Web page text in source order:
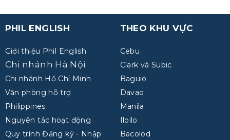
PHIL ENGLISH
Giới thiệu Phil English
Chi nhánh Hà Nội
Chi nhánh Hồ Chí Minh
Văn phòng hỗ trợ
Philippines
Nguyên tắc hoạt động
Quy trình Đăng ký - Nhập
THEO KHU VỰC
Cebu
Clark và Subic
Baguio
Davao
Manila
Iloilo
Bacolod